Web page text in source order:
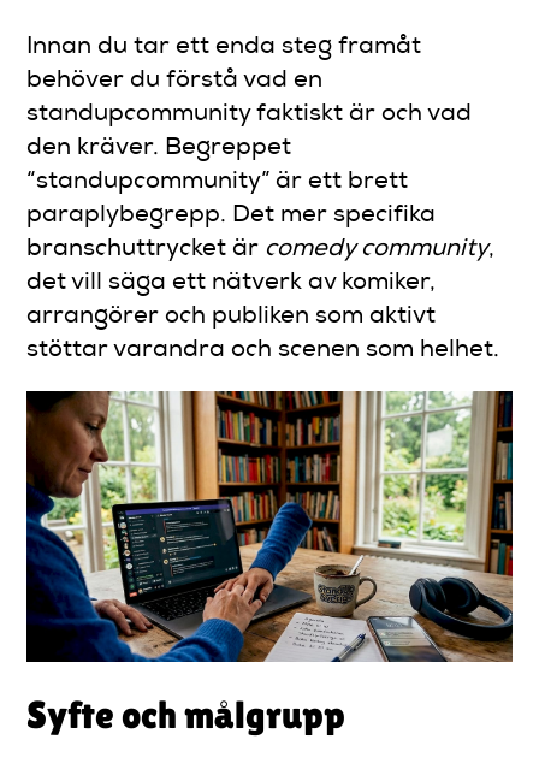
Innan du tar ett enda steg framåt
behöver du förstå vad en
standupcommunity faktiskt är och vad
den kräver. Begreppet
“standupcommunity” är ett brett
paraplybegrepp. Det mer specifika
branschuttrycket är comedy community,
det vill säga ett nätverk av komiker,
arrangörer och publiken som aktivt
stöttar varandra och scenen som helhet.
Syfte och målgrupp